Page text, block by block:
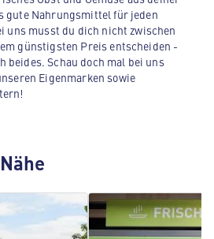
gute Nahrungsmittel für jeden
uns musst du dich nicht zwischen
günstigsten Preis entscheiden -
beides. Schau doch mal bei uns
Eigenmarken sowie